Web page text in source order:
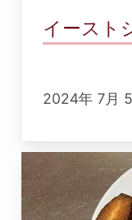
イースト
2024年 7月